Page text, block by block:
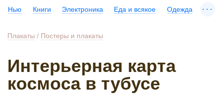
Нью Книги Электроника Еда и всякое Одежда ...
Плакаты / Постеры и плакаты
Интерьерная карта
космоса в тубусе